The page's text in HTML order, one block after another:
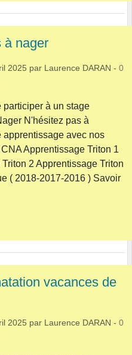
à nager
2025 par Laurence DARAN - 0
participer à un stage
N'hésitez pas à
apprentissage avec nos
Apprentissage Triton 1
2 Apprentissage Triton
( 2018-2017-2016 ) Savoir
vacances de
2025 par Laurence DARAN - 0